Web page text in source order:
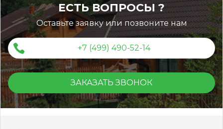
ЕСТЬ ВОПРОСЫ ?
Оставьте заявку или позвоните нам
+7 (499) 490-52-14
ЗАКАЗАТЬ ЗВОНОК